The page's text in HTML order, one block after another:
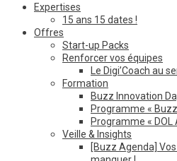
Expertises
15 ans 15 dates !
Offres
Start-up Packs
Renforcer vos équipes
Le Digi’Coach au
Formation
Buzz Innovation
Programme «
Programme « DOL
Veille & Insights
[Buzz Agenda]